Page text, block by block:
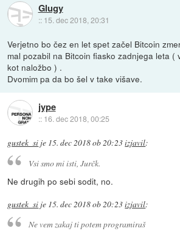
Glugy
:: 15. dec 2018, 20:31
Verjetno bo čez en let spet začel Bitcoin
mal pozabil na Bitcoin fiasko zadnjega leta (
kot naložbo ) .
Dvomim pa da bo šel v take višave.
jype
:: 16. dec 2018, 00:25
gustek_si je 15. dec 2018 ob 20:23izjavil:
Vsi smo mi isti, Jurčk.
Ne drugih po sebi sodit, no.
gustek_si je 15. dec 2018 ob 20:23izjavil:
Ne vem zakaj ti potem programiraš